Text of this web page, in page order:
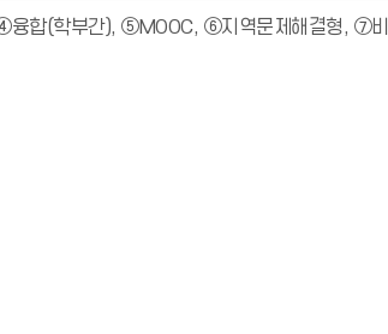
합(학부간), ⑤MOOC, ⑥지역문제해결형, ⑦